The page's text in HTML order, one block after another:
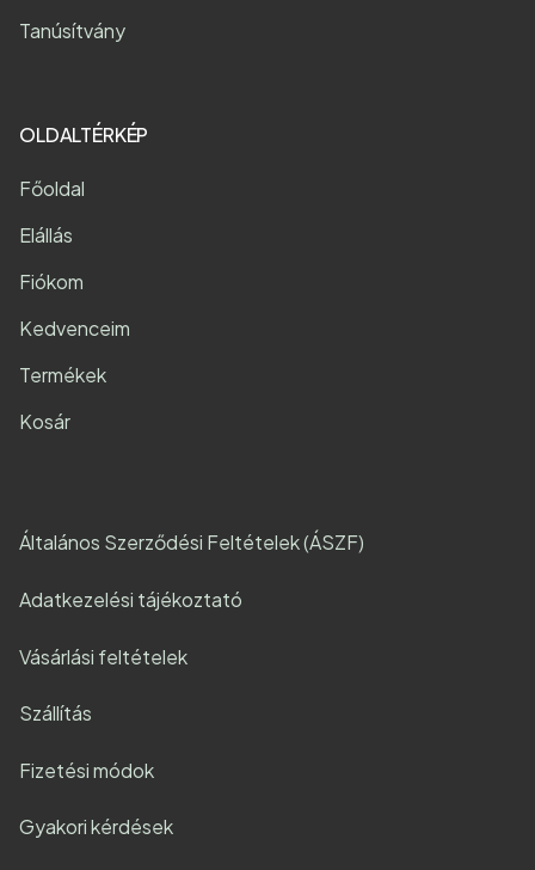
Tanúsítvány
OLDALTÉRKÉP
Főoldal
Elállás
Fiókom
Kedvenceim
Termékek
Kosár
Általános Szerződési Feltételek (ÁSZF)
Adatkezelési tájékoztató
Vásárlási feltételek
Szállítás
Fizetési módok
Gyakori kérdések